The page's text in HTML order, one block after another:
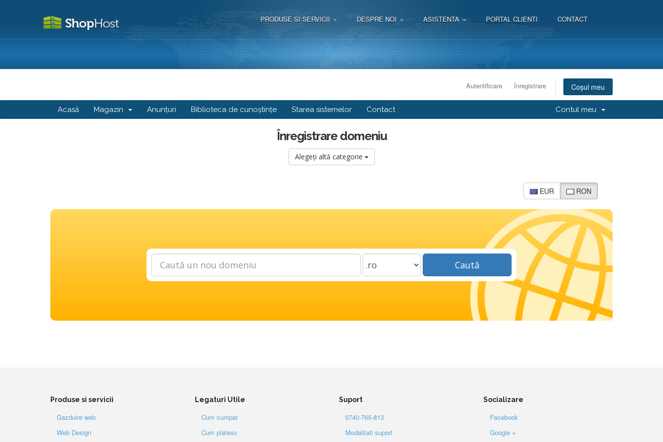
PRODUSE SI SERVICII DESPRE NOI ASISTENTA PORTAL CLIENTI CONTACT
Autentificare Înregistrare Coșul meu
Acasă Magazin Anunțuri Biblioteca de cunoștințe Starea sistemelor Contact Contul meu
Înregistrare domeniu
Alegeți altă categorie
EUR RON
Caută
Produse si servicii
Gazduire web
Web Design
Legaturi Utile
Cum cumpar
Cum platesc
Suport
0740-765-813
Modalitati suport
Socializare
Facebook
Google +